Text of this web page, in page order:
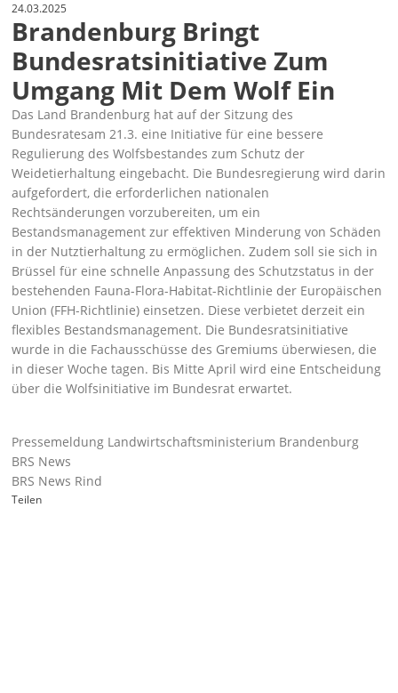
24.03.2025
Brandenburg Bringt
Bundesratsinitiative Zum
Umgang Mit Dem Wolf Ein
Das Land Brandenburg hat auf der Sitzung des
Bundesratesam 21.3. eine Initiative für eine bessere
Regulierung des Wolfsbestandes zum Schutz der
Weidetierhaltung eingebacht. Die Bundesregierung wird darin
aufgefordert, die erforderlichen nationalen
Rechtsänderungen vorzubereiten, um ein
Bestandsmanagement zur effektiven Minderung von Schäden
in der Nutztierhaltung zu ermöglichen. Zudem soll sie sich in
Brüssel für eine schnelle Anpassung des Schutzstatus in der
bestehenden Fauna-Flora-Habitat-Richtlinie der Europäischen
Union (FFH-Richtlinie) einsetzen. Diese verbietet derzeit ein
flexibles Bestandsmanagement. Die Bundesratsinitiative
wurde in die Fachausschüsse des Gremiums überwiesen, die
in dieser Woche tagen. Bis Mitte April wird eine Entscheidung
über die Wolfsinitiative im Bundesrat erwartet.
Pressemeldung Landwirtschaftsministerium Brandenburg
BRS News
BRS News Rind
Teilen